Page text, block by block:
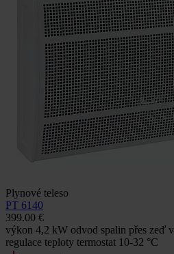
Plynové teleso
PT 6140
399.00 €
výkon 4,2 kW odvod spalin přes zeď
regulace teploty termostat 10-32 °C